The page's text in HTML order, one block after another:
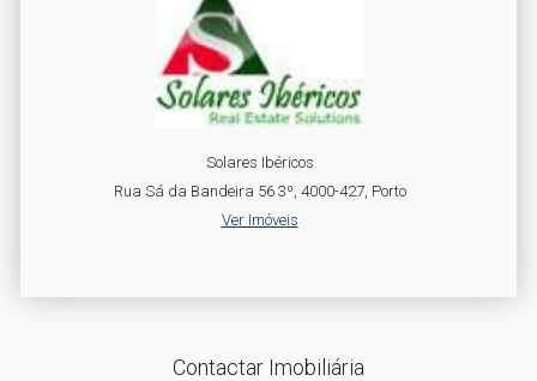
Solares Ibéricos
Rua Sá da Bandeira 56 3º, 4000-427, Porto
Ver Imóveis
Contactar Imobiliária